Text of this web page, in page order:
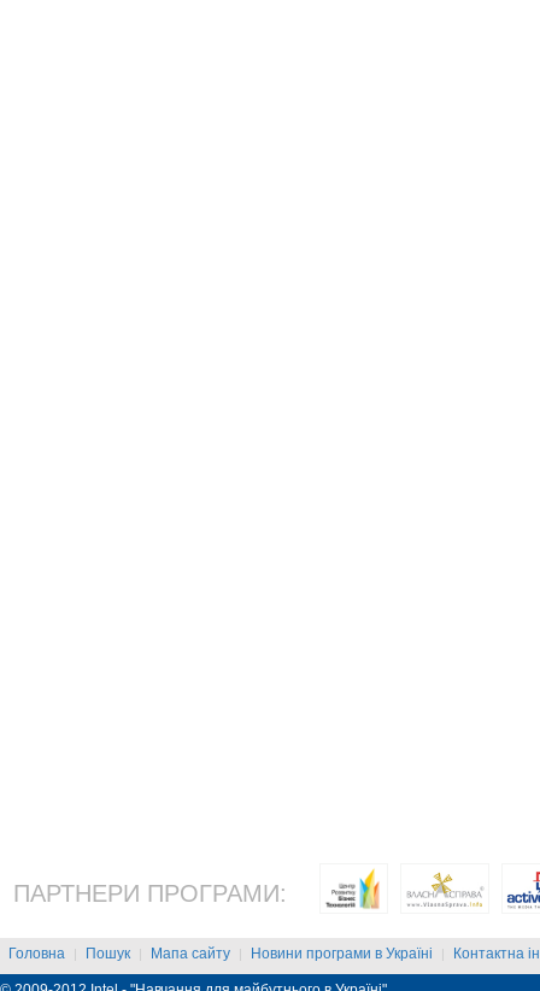
ПАРТНЕРИ ПРОГРАМИ:
Головна | Пошук | Мапа сайту | Новини програми в Україні | Контактна